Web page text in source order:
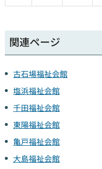
関連ページ
古石場福祉会館
塩浜福祉会館
千田福祉会館
東陽福祉会館
亀戸福祉会館
大島福祉会館